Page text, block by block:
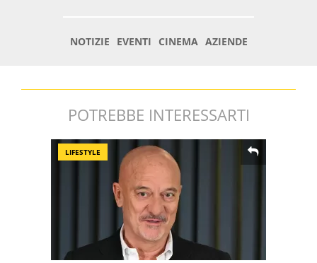
POTREBBE INTERESSARTI
LIFESTYLE